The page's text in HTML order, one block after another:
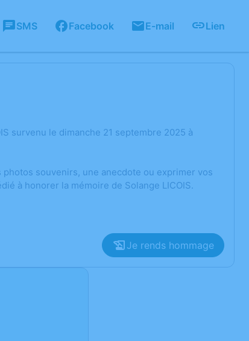
SMS Facebook E-mail Lien
survenu le dimanche 21 septembre 2025 à
souvenirs, une anecdote ou exprimer vos
à honorer la mémoire de Solange LICOIS.
Je rends hommage